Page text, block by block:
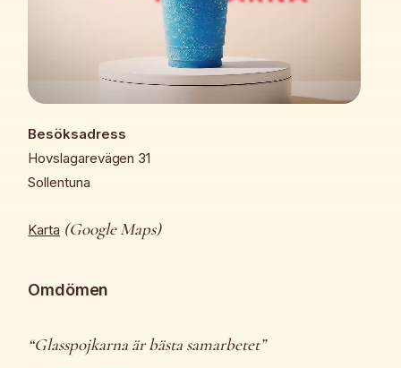
Besöksadress
Hovslagarevägen 31
Sollentuna
Karta (Google Maps)
Omdömen
“Glasspojkarna är bästa samarbetet”